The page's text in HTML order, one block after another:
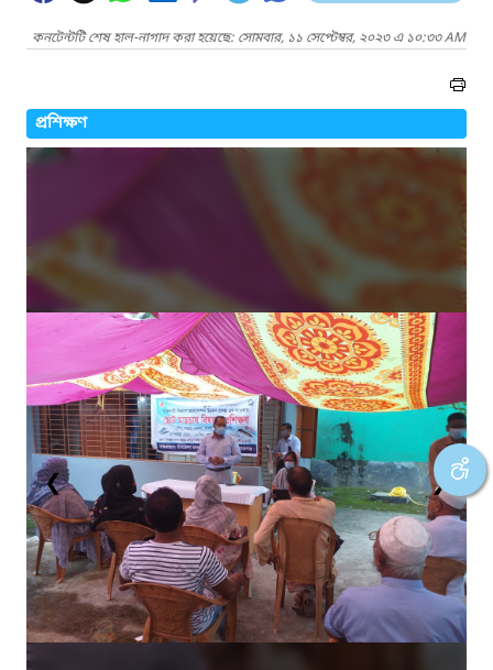
কনটেন্টটি শেষ হাল-নাগাদ করা হয়েছে: সোমবার, ১১ সেপ্টেম্বর, ২০২৩ এ ১০:৩৩ AM
প্রশিক্ষণ
❮ ❯